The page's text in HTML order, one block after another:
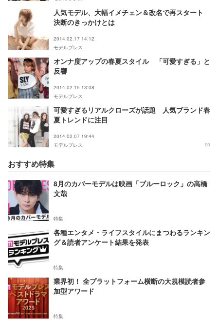
人気モデル、大幅イメチェン＆改名で再スタート
決断のきっかけとは
2014.02.17 14:12
モデルプレス
オンナ度アップの春夏スタイル 「可愛すぎる」と
反響
2014.02.15 13:08
モデルプレス
可愛すぎるリアルクローズが話題 人気ブランド春
夏トレンドに注目
2014.02.07 19:44
モデルプレス
PR
おすすめ特集
8月のカバーモデルは映画「ブルーロック」の高橋
文哉
特集
各種エンタメ・ライフスタイルにまつわるランキン
グ＆読者アンケート結果を発表
特集
業界初！ 全プラットフォーム横断の大規模読者参
加型アワード
特集